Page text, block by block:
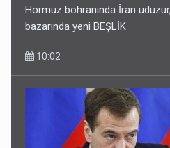
Hörmüz böhranında İran
bazarında yeni BEŞLİK
10:02